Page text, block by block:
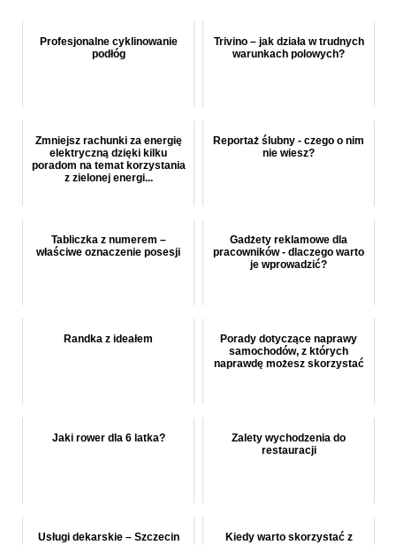
Profesjonalne cyklinowanie
podłóg
Trivino – jak działa w trudnych
warunkach polowych?
Zmniejsz rachunki za energię
elektryczną dzięki kilku
poradom na temat korzystania
z zielonej energi...
Reportaż ślubny - czego o nim
nie wiesz?
Tabliczka z numerem –
właściwe oznaczenie posesji
Gadżety reklamowe dla
pracowników - dlaczego warto
je wprowadzić?
Randka z ideałem
Porady dotyczące naprawy
samochodów, z których
naprawdę możesz skorzystać
Jaki rower dla 6 latka?
Zalety wychodzenia do
restauracji
Usługi dekarskie – Szczecin
Kiedy warto skorzystać z